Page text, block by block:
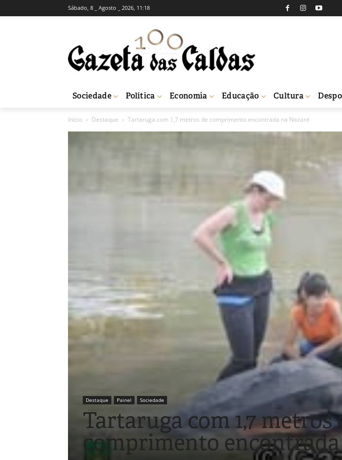
Sábado, 8 _ Agosto _ 2026, 11:18
Sociedade Política Economia Educação Cultura
Início Destaque Tartaruga com 1,7 metros de comprimento encontrada na Nazaré
Destaque Painel Sociedade
Tartaruga com 1,7 metros
comprimento